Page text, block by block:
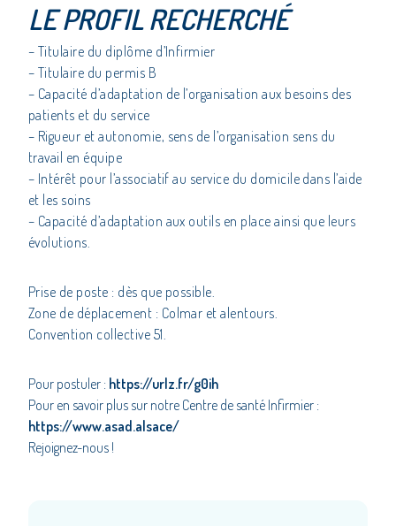
LE PROFIL RECHERCHÉ
– Titulaire du diplôme d’Infirmier
– Titulaire du permis B
– Capacité d’adaptation de l’organisation aux besoins des
patients et du service
– Rigueur et autonomie, sens de l’organisation sens du
travail en équipe
– Intérêt pour l’associatif au service du domicile dans l’aide
et les soins
– Capacité d’adaptation aux outils en place ainsi que leurs
évolutions.
Prise de poste : dès que possible.
Zone de déplacement : Colmar et alentours.
Convention collective 51.
Pour postuler : https://urlz.fr/g0ih
Pour en savoir plus sur notre Centre de santé Infirmier :
https://www.asad.alsace/
Rejoignez-nous !